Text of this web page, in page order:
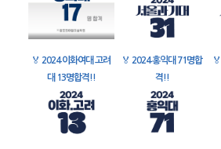
🏅 2024 이화여대 고려
대 13명합격!!
🏅 2024 홍익대 71명합
격!!
🏅